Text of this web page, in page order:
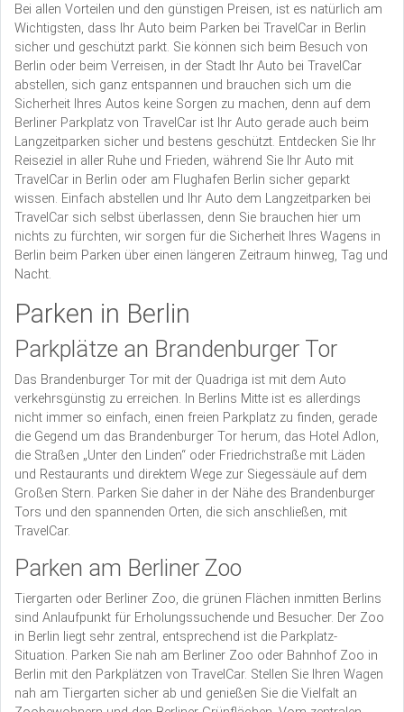
Bei allen Vorteilen und den günstigen Preisen, ist es natürlich am
Wichtigsten, dass Ihr Auto beim Parken bei TravelCar in Berlin
sicher und geschützt parkt. Sie können sich beim Besuch von
Berlin oder beim Verreisen, in der Stadt Ihr Auto bei TravelCar
abstellen, sich ganz entspannen und brauchen sich um die
Sicherheit Ihres Autos keine Sorgen zu machen, denn auf dem
Berliner Parkplatz von TravelCar ist Ihr Auto gerade auch beim
Langzeitparken sicher und bestens geschützt. Entdecken Sie Ihr
Reiseziel in aller Ruhe und Frieden, während Sie Ihr Auto mit
TravelCar in Berlin oder am Flughafen Berlin sicher geparkt
wissen. Einfach abstellen und Ihr Auto dem Langzeitparken bei
TravelCar sich selbst überlassen, denn Sie brauchen hier um
nichts zu fürchten, wir sorgen für die Sicherheit Ihres Wagens in
Berlin beim Parken über einen längeren Zeitraum hinweg, Tag und
Nacht.
Parken in Berlin
Parkplätze an Brandenburger Tor
Das Brandenburger Tor mit der Quadriga ist mit dem Auto
verkehrsgünstig zu erreichen. In Berlins Mitte ist es allerdings
nicht immer so einfach, einen freien Parkplatz zu finden, gerade
die Gegend um das Brandenburger Tor herum, das Hotel Adlon,
die Straßen „Unter den Linden“ oder Friedrichstraße mit Läden
und Restaurants und direktem Wege zur Siegessäule auf dem
Großen Stern. Parken Sie daher in der Nähe des Brandenburger
Tors und den spannenden Orten, die sich anschließen, mit
TravelCar.
Parken am Berliner Zoo
Tiergarten oder Berliner Zoo, die grünen Flächen inmitten Berlins
sind Anlaufpunkt für Erholungssuchende und Besucher. Der Zoo
in Berlin liegt sehr zentral, entsprechend ist die Parkplatz-
Situation. Parken Sie nah am Berliner Zoo oder Bahnhof Zoo in
Berlin mit den Parkplätzen von TravelCar. Stellen Sie Ihren Wagen
nah am Tiergarten sicher ab und genießen Sie die Vielfalt an